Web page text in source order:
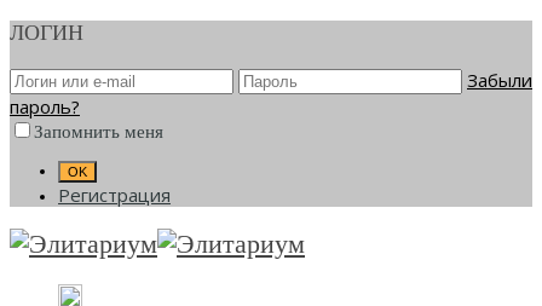
ЛОГИН
Забыли
пароль?
Запомнить меня
Регистрация